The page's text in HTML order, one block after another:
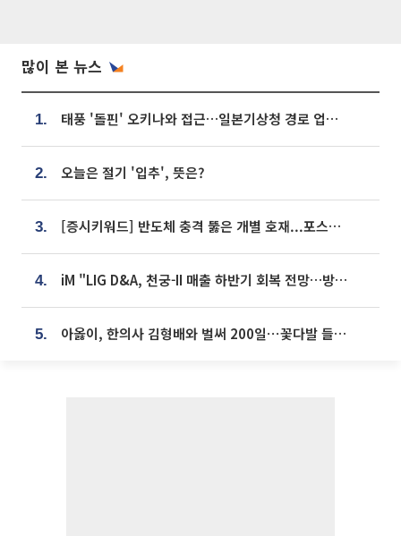
많이 본 뉴스
1. 태풍 '돌핀' 오키나와 접근…일본기상청 경로 업데이트
2. 오늘은 절기 '입추', 뜻은?
3. [증시키워드] 반도체 충격 뚫은 개별 호재...포스코퓨처엠·에코프로·한화솔루션 '눈길'
4. iM "LIG D&A, 천궁-II 매출 하반기 회복 전망…방산 톱픽 유지"
5. 아옳이, 한의사 김형배와 벌써 200일⋯꽃다발 들고 "프러포즈 아냐"